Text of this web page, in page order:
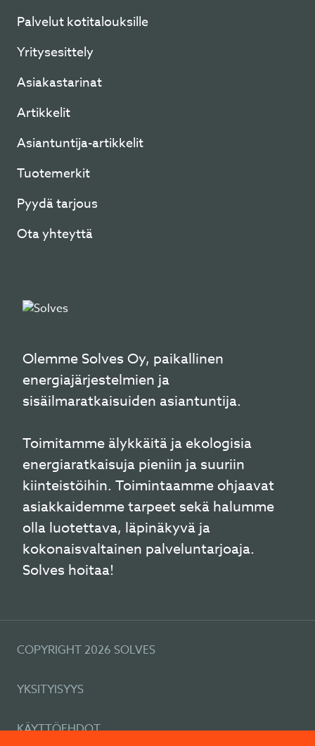
Palvelut kotitalouksille
Yritysesittely
Asiakastarinat
Artikkelit
Asiantuntija-artikkelit
Tuotemerkit
Pyydä tarjous
Ota yhteyttä
Olemme Solves Oy, paikallinen
energiajärjestelmien ja
sisäilmaratkaisuiden asiantuntija.
Toimitamme älykkäitä ja ekologisia
energiaratkaisuja pieniin ja suuriin
kiinteistöihin. Toimintaamme ohjaavat
asiakkaidemme tarpeet sekä halumme
olla luotettava, läpinäkyvä ja
kokonaisvaltainen palveluntarjoaja.
Solves hoitaa!
COPYRIGHT 2026 SOLVES
YKSITYISYYS
KÄYTTÖEHDOT